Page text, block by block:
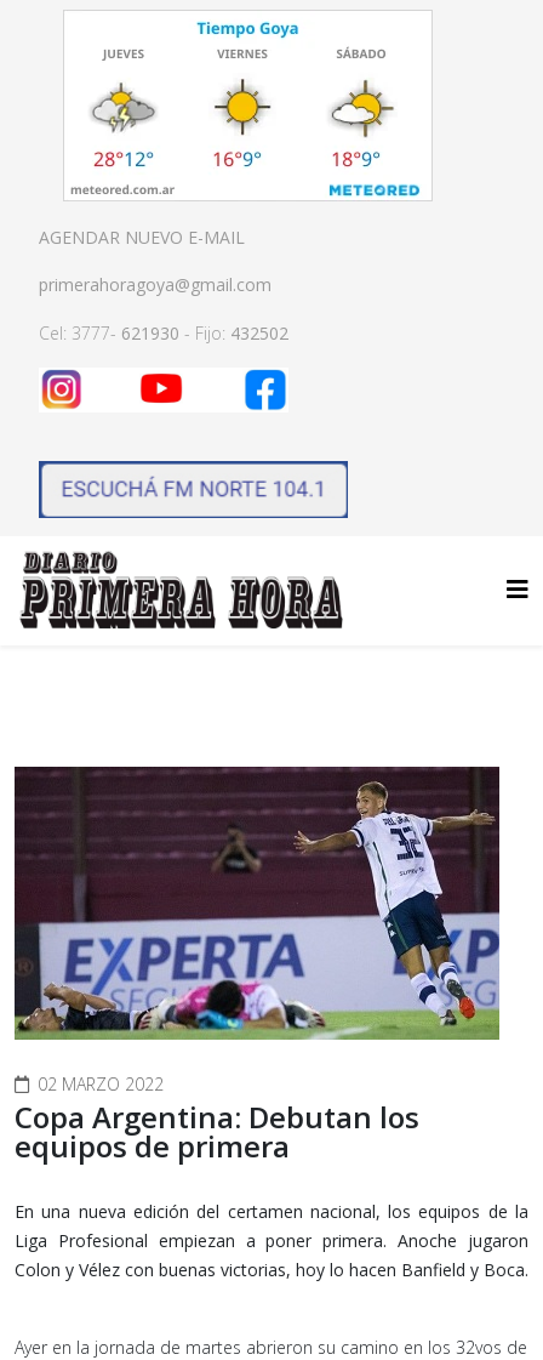
AGENDAR NUEVO E-MAIL
primerahoragoya@gmail.com
Cel: 3777- 621930 - Fijo: 432502
02 MARZO 2022
Copa Argentina: Debutan los
equipos de primera
En una nueva edición del certamen nacional, los equipos de la
Liga Profesional empiezan a poner primera. Anoche jugaron
Colon y Vélez con buenas victorias, hoy lo hacen Banfield y Boca.
Ayer en la jornada de martes abrieron su camino en los 32vos de